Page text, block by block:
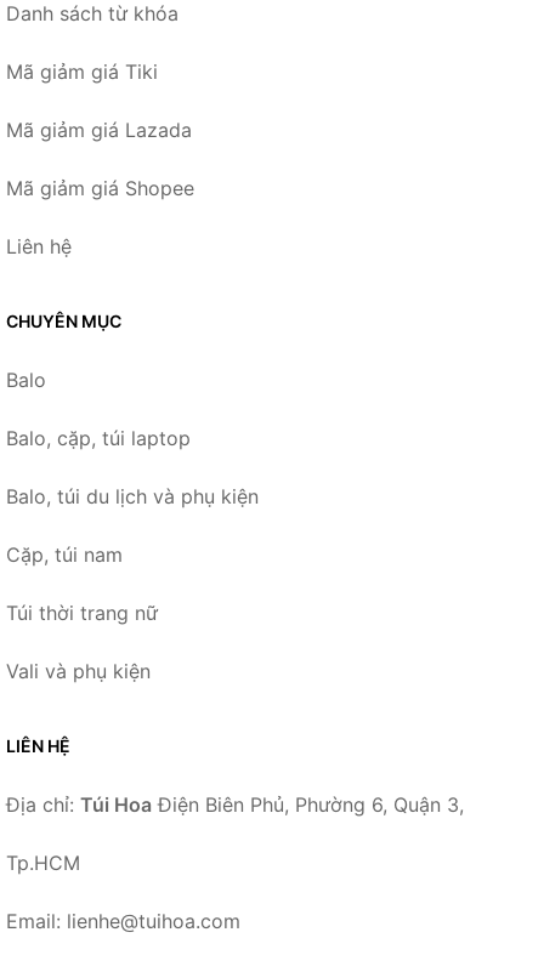
Danh sách từ khóa
Mã giảm giá Tiki
Mã giảm giá Lazada
Mã giảm giá Shopee
Liên hệ
CHUYÊN MỤC
Balo
Balo, cặp, túi laptop
Balo, túi du lịch và phụ kiện
Cặp, túi nam
Túi thời trang nữ
Vali và phụ kiện
LIÊN HỆ
Địa chỉ: Túi Hoa Điện Biên Phủ, Phường 6, Quận 3,
Tp.HCM
Email: lienhe@tuihoa.com